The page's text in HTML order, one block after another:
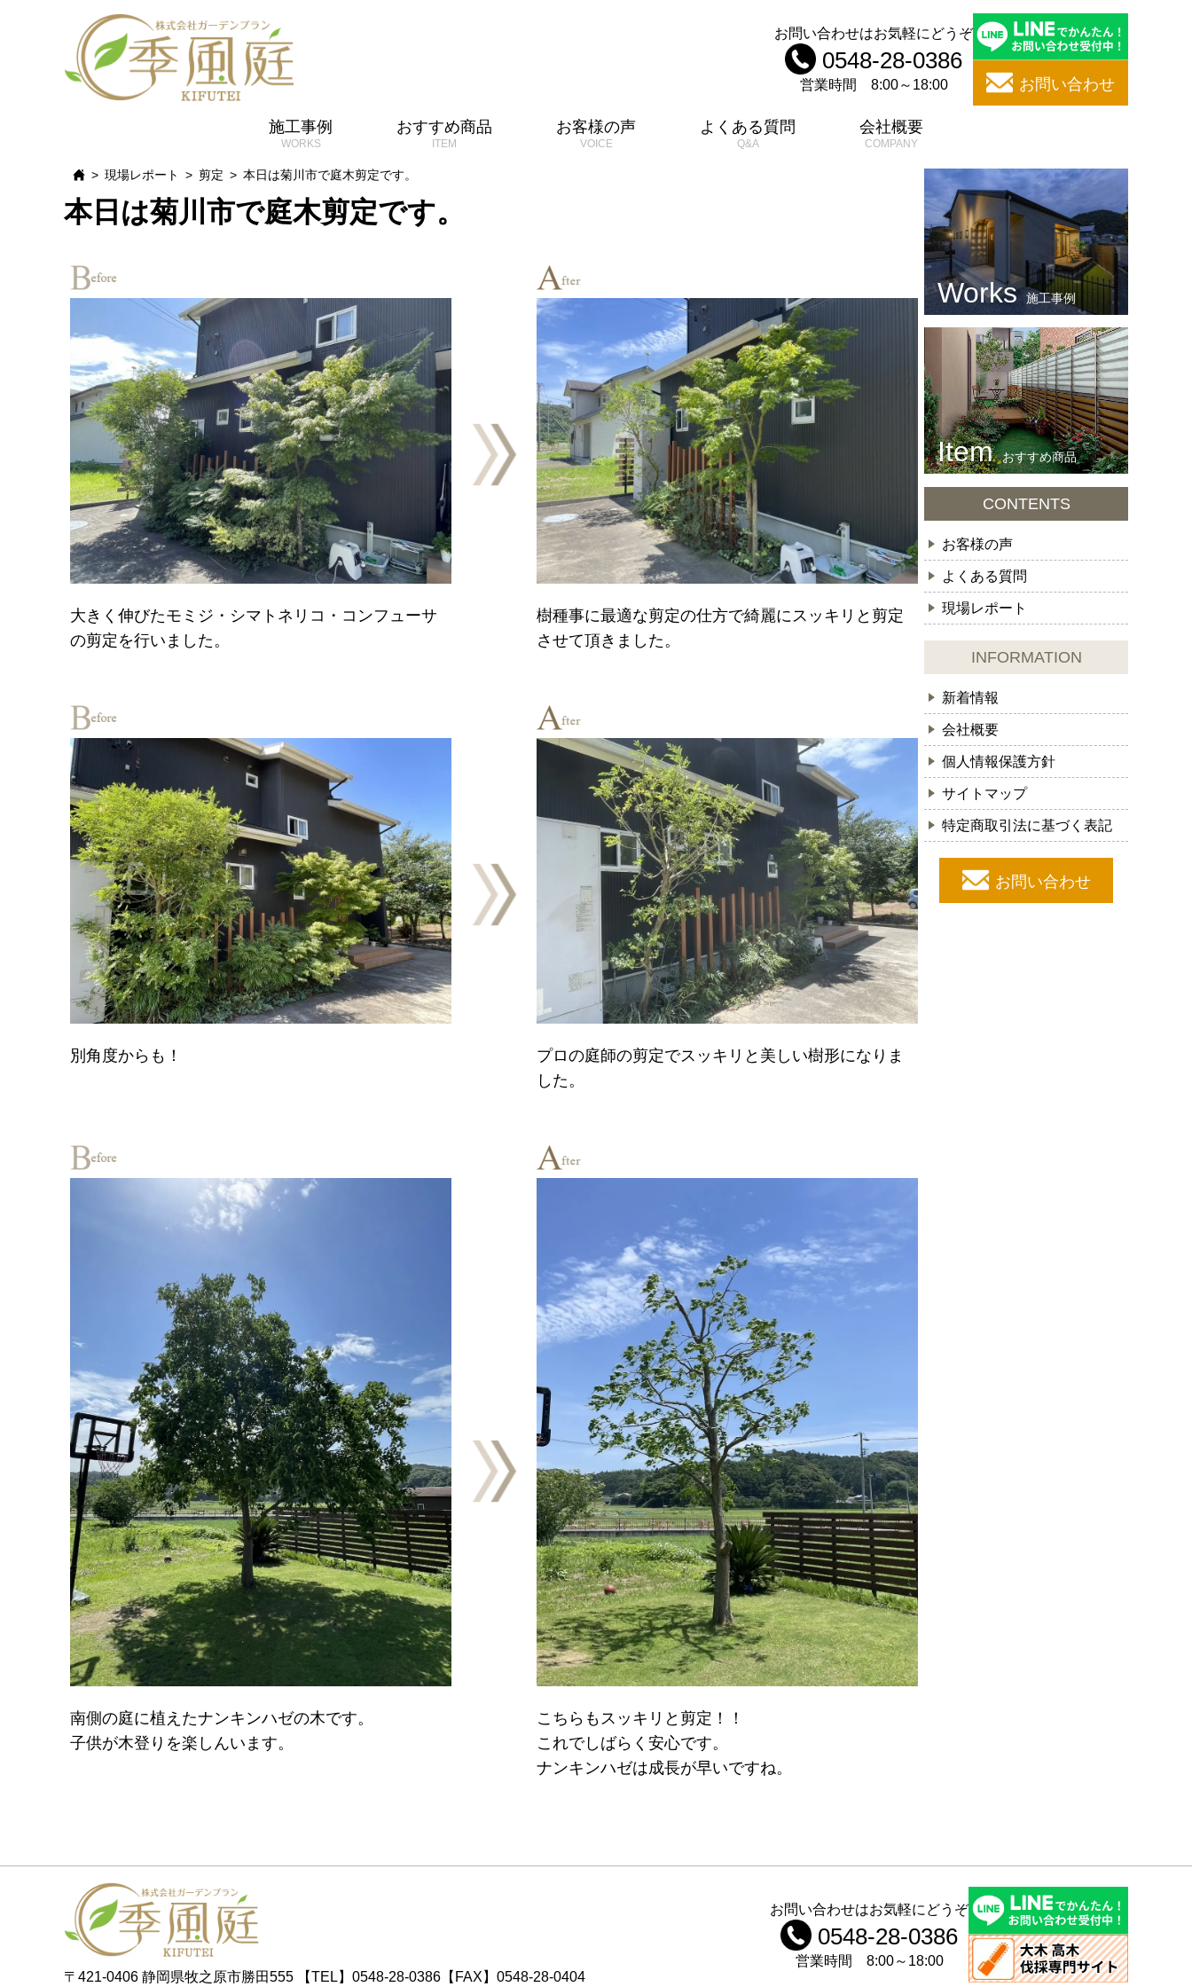
お問い合わせはお気軽にどうぞ
0548-28-0386
営業時間 8:00～18:00 お問い合わせ
施工事例 おすすめ商品 お客様の声 よくある質問 会社概要
現場レポート 剪定 本日は菊川市で庭木剪定です。
本日は菊川市で庭木剪定です。
大きく伸びたモミジ・シマトネリコ・コンフューサ
の剪定を行いました。
樹種事に最適な剪定の仕方で綺麗にスッキリと剪定
させて頂きました。
別角度からも！
プロの庭師の剪定でスッキリと美しい樹形になりま
した。
南側の庭に植えたナンキンハゼの木です。
子供が木登りを楽しんいます。
こちらもスッキリと剪定！！
これでしばらく安心です。
ナンキンハゼは成長が早いですね。
施工事例
おすすめ商品
CONTENTS
お客様の声
よくある質問
現場レポート
INFORMATION
新着情報
会社概要
個人情報保護方針
サイトマップ
特定商取引法に基づく表記
お問い合わせ
〒421-0406 静岡県牧之原市勝田555 【TEL】0548-28-0386【FAX】0548-28-0404
お問い合わせはお気軽にどうぞ
0548-28-0386
営業時間 8:00～18:00